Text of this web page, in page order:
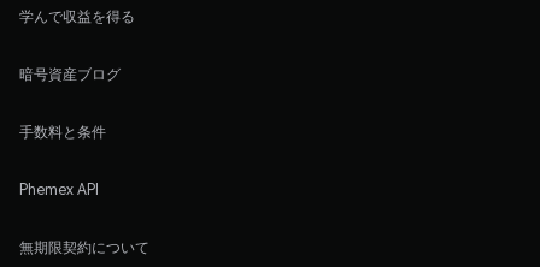
学んで収益を得る
暗号資産ブログ
手数料と条件
Phemex API
無期限契約について